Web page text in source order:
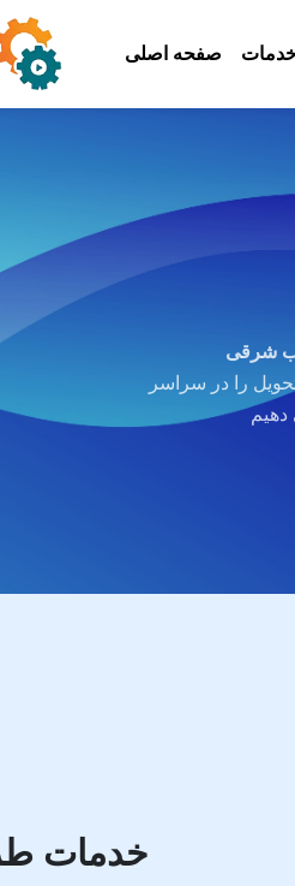
صفحه اصلی
شرقی
را در سراسر
خدمات